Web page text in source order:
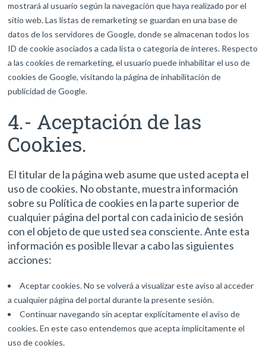
mostrará al usuario según la navegación que haya realizado por el
sitio web. Las listas de remarketing se guardan en una base de
datos de los servidores de Google, donde se almacenan todos los
ID de cookie asociados a cada lista o categoría de interes. Respecto
a las cookies de remarketing, el usuario puede inhabilitar el uso de
cookies de Google, visitando la página de inhabilitación de
publicidad de Google.
4.- Aceptación de las
Cookies.
El titular de la página web asume que usted acepta el
uso de cookies. No obstante, muestra información
sobre su Política de cookies en la parte superior de
cualquier página del portal con cada inicio de sesión
con el objeto de que usted sea consciente. Ante esta
información es posible llevar a cabo las siguientes
acciones:
Aceptar cookies. No se volverá a visualizar este aviso al acceder
a cualquier página del portal durante la presente sesión.
Continuar navegando sin aceptar explícitamente el aviso de
cookies. En este caso entendemos que acepta implícitamente el
uso de cookies.